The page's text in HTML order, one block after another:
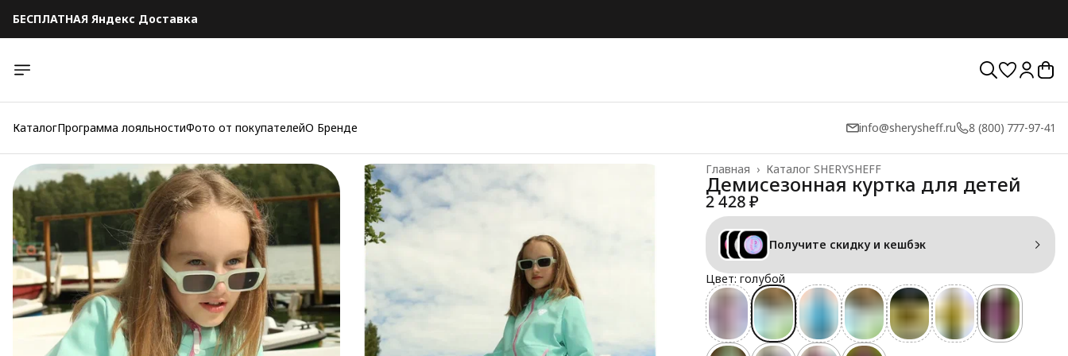
БЕСПЛАТНАЯ Яндекс Доставка
КаталогПрограмма лояльностиФото от покупателейО Бренде info@sherysheff.ru 8 (800) 777-97-41
Каталог SHERYSHEFF
Главная ›
Демисезонная куртка для детей
2 428 ₽
Получите скидку и кешбэк
Цвет: голубой